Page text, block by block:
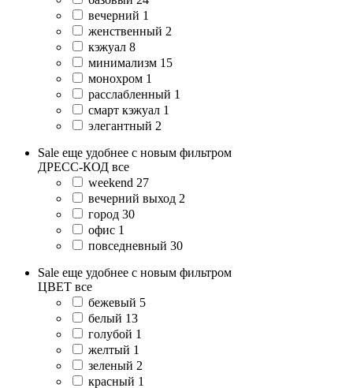
вечерний 1
женственный 2
кэжуал 8
минимализм 15
монохром 1
расслабленный 1
смарт кэжуал 1
элегантный 2
Sale еще удобнее с новым фильтром
ДРЕСС-КОД все
weekend 27
вечерний выход 2
город 30
офис 1
повседневный 30
Sale еще удобнее с новым фильтром
ЦВЕТ все
бежевый 5
белый 13
голубой 1
желтый 1
зеленый 2
красный 1